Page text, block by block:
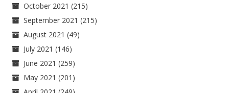
October 2021 (215)
September 2021 (215)
August 2021 (49)
July 2021 (146)
June 2021 (259)
May 2021 (201)